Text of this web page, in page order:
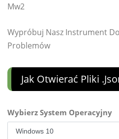
Mw2
Wypróbuj Nasz Instrument
Problemów
Jak Otwierać Pliki
Wybierz System Operacyjny